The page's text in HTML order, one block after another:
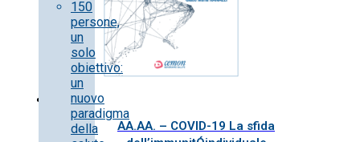
150
persone,
un
solo
obiettivo:
un
nuovo
paradigma
della
AA.AA. – COVID-19 La sfida